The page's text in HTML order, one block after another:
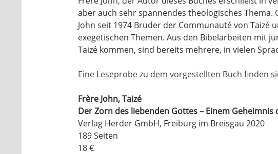
aber auch sehr spannendes theologisches Thema.
John seit 1974 Bruder der Communauté von Taizé
exegetischen Themen. Aus den Bibelarbeiten mit
Taizé kommen, sind bereits mehrere, in vielen
Eine Leseprobe zu dem vorgestellten Buch finden
Frère John, Taizé
Der Zorn des liebenden Gottes – Einem Geheimnis
Verlag Herder GmbH, Freiburg im Breisgau 2020
189 Seiten
18 €